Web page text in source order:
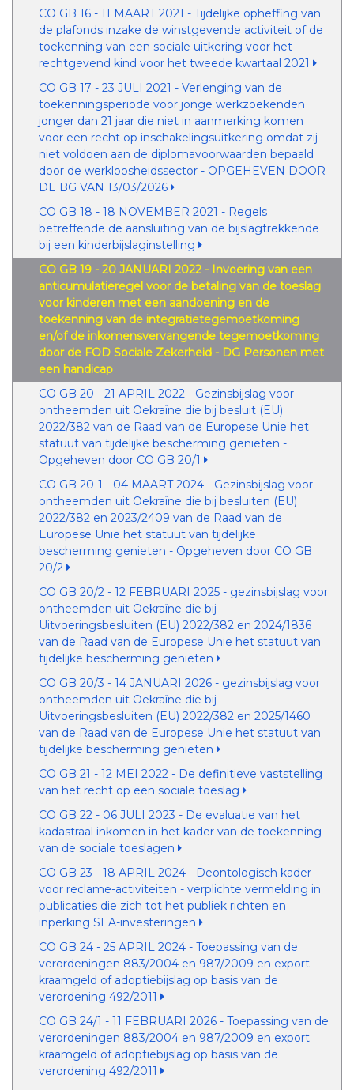
CO GB 16 - 11 MAART 2021 - Tijdelijke opheffing van
de plafonds inzake de winstgevende activiteit of de
toekenning van een sociale uitkering voor het
rechtgevend kind voor het tweede kwartaal 2021
CO GB 17 - 23 JULI 2021 - Verlenging van de
toekenningsperiode voor jonge werkzoekenden
jonger dan 21 jaar die niet in aanmerking komen
voor een recht op inschakelingsuitkering omdat zij
niet voldoen aan de diplomavoorwaarden bepaald
door de werkloosheidssector - OPGEHEVEN DOOR
DE BG VAN 13/03/2026
CO GB 18 - 18 NOVEMBER 2021 - Regels
betreffende de aansluiting van de bijslagtrekkende
bij een kinderbijslaginstelling
CO GB 19 - 20 JANUARI 2022 - Invoering van een
anticumulatieregel voor de betaling van de toeslag
voor kinderen met een aandoening en de
toekenning van de integratietegemoetkoming
en/of de inkomensvervangende tegemoetkoming
door de FOD Sociale Zekerheid - DG Personen met
een handicap
CO GB 20 - 21 APRIL 2022 - Gezinsbijslag voor
ontheemden uit Oekraïne die bij besluit (EU)
2022/382 van de Raad van de Europese Unie het
statuut van tijdelijke bescherming genieten -
Opgeheven door CO GB 20/1
CO GB 20-1 - 04 MAART 2024 - Gezinsbijslag voor
ontheemden uit Oekraïne die bij besluiten (EU)
2022/382 en 2023/2409 van de Raad van de
Europese Unie het statuut van tijdelijke
bescherming genieten - Opgeheven door CO GB
20/2
CO GB 20/2 - 12 FEBRUARI 2025 - gezinsbijslag voor
ontheemden uit Oekraïne die bij
Uitvoeringsbesluiten (EU) 2022/382 en 2024/1836
van de Raad van de Europese Unie het statuut van
tijdelijke bescherming genieten
CO GB 20/3 - 14 JANUARI 2026 - gezinsbijslag voor
ontheemden uit Oekraïne die bij
Uitvoeringsbesluiten (EU) 2022/382 en 2025/1460
van de Raad van de Europese Unie het statuut van
tijdelijke bescherming genieten
CO GB 21 - 12 MEI 2022 - De definitieve vaststelling
van het recht op een sociale toeslag
CO GB 22 - 06 JULI 2023 - De evaluatie van het
kadastraal inkomen in het kader van de toekenning
van de sociale toeslagen
CO GB 23 - 18 APRIL 2024 - Deontologisch kader
voor reclame-activiteiten - verplichte vermelding in
publicaties die zich tot het publiek richten en
inperking SEA-investeringen
CO GB 24 - 25 APRIL 2024 - Toepassing van de
verordeningen 883/2004 en 987/2009 en export
kraamgeld of adoptiebijslag op basis van de
verordening 492/2011
CO GB 24/1 - 11 FEBRUARI 2026 - Toepassing van de
verordeningen 883/2004 en 987/2009 en export
kraamgeld of adoptiebijslag op basis van de
verordening 492/2011